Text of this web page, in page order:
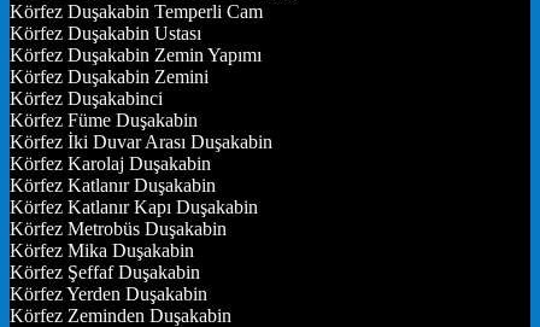
Körfez Duşakabin Temperli Cam
Körfez Duşakabin Ustası
Körfez Duşakabin Zemin Yapımı
Körfez Duşakabin Zemini
Körfez Duşakabinci
Körfez Füme Duşakabin
Körfez İki Duvar Arası Duşakabin
Körfez Karolaj Duşakabin
Körfez Katlanır Duşakabin
Körfez Katlanır Kapı Duşakabin
Körfez Metrobüs Duşakabin
Körfez Mika Duşakabin
Körfez Şeffaf Duşakabin
Körfez Yerden Duşakabin
Körfez Zeminden Duşakabin